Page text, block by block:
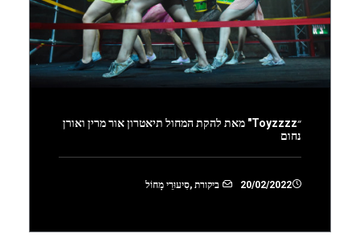
״Toyzzzz" מאת להקת המחול תיאטרון אור מרין ואורן
נחום
20/02/2022 ביקורת ,סִיעוּרֵי מָחוֹל